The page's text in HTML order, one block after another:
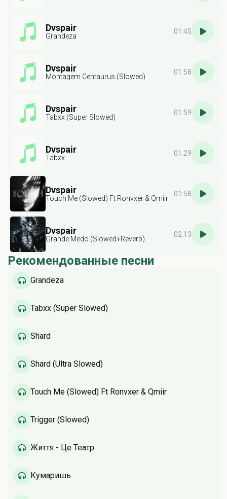
Dvspair
Grandeza
01:45
Dvspair
Montagem Centaurus (Slowed)
01:58
Dvspair
Tabxx (Super Slowed)
01:59
Dvspair
Tabxx
01:29
Dvspair
Touch Me (Slowed) Ft Ronvxer & Qmiir
01:58
Dvspair
Grande Medo (Slowed+Reverb)
02:13
Рекомендованные песни
Grandeza
Tabxx (Super Slowed)
Shard
Shard (Ultra Slowed)
Touch Me (Slowed) Ft Ronvxer & Qmiir
Trigger (Slowed)
Життя - Це Театр
Кумаришь